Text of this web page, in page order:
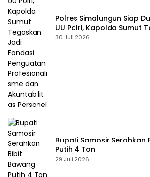
Polres Simalungun Siap
UU Polri, Kapolda Sumut
Fondasi Penguatan
30 Juli 2026
Bupati Samosir Serahkan
Putih 4 Ton
29 Juli 2026